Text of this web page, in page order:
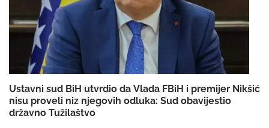
Ustavni sud BiH utvrdio da Vlada FBiH i premijer Nikšić
nisu proveli niz njegovih odluka: Sud obavijestio
državno Tužilaštvo